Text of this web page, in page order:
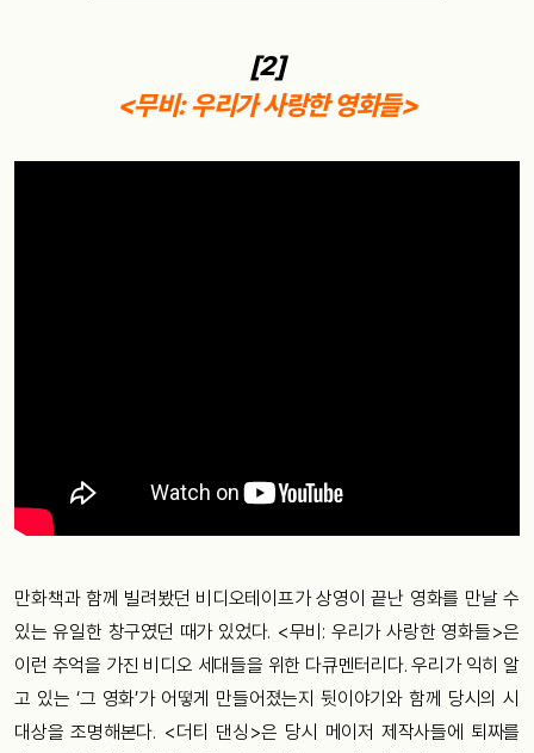
[2]
<무비: 우리가 사랑한 영화들>
만화책과 함께 빌려봤던 비디오테이프가 상영이 끝난 영화를 만날 수
있는 유일한 창구였던 때가 있었다. <무비: 우리가 사랑한 영화들>은
이런 추억을 가진 비디오 세대들을 위한 다큐멘터리다. 우리가 익히 알
고 있는 ‘그 영화’가 어떻게 만들어졌는지 뒷이야기와 함께 당시의 시
대상을 조명해본다. <더티 댄싱>은 당시 메이저 제작사들에 퇴짜를